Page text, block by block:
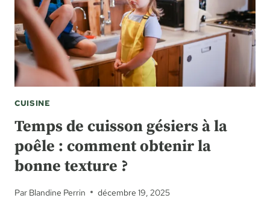
CUISINE
Temps de cuisson gésiers à la
poêle : comment obtenir la
bonne texture ?
Par Blandine Perrin décembre 19, 2025